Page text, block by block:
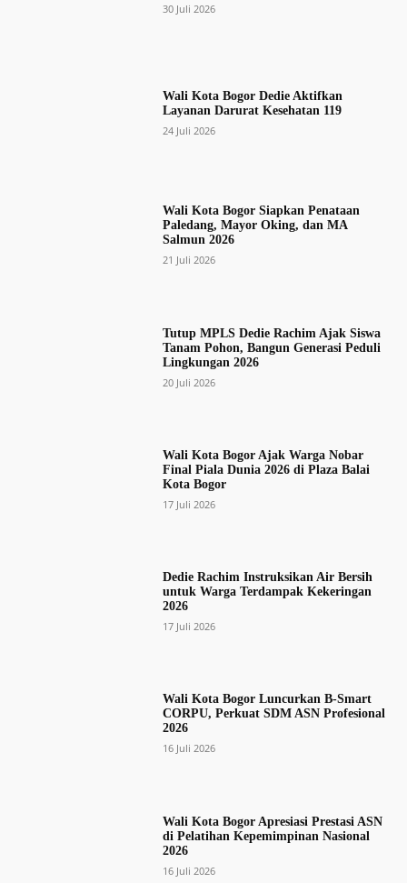
30 Juli 2026
Wali Kota Bogor Dedie Aktifkan
Layanan Darurat Kesehatan 119
24 Juli 2026
Wali Kota Bogor Siapkan Penataan
Paledang, Mayor Oking, dan MA
Salmun 2026
21 Juli 2026
Tutup MPLS Dedie Rachim Ajak Siswa
Tanam Pohon, Bangun Generasi Peduli
Lingkungan 2026
20 Juli 2026
Wali Kota Bogor Ajak Warga Nobar
Final Piala Dunia 2026 di Plaza Balai
Kota Bogor
17 Juli 2026
Dedie Rachim Instruksikan Air Bersih
untuk Warga Terdampak Kekeringan
2026
17 Juli 2026
Wali Kota Bogor Luncurkan B-Smart
CORPU, Perkuat SDM ASN Profesional
2026
16 Juli 2026
Wali Kota Bogor Apresiasi Prestasi ASN
di Pelatihan Kepemimpinan Nasional
2026
16 Juli 2026